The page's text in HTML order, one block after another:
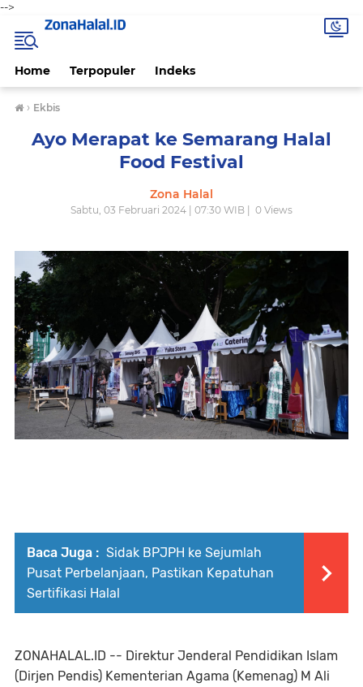
-->
Home Terpopuler Indeks
› Ekbis
Ayo Merapat ke Semarang Halal
Food Festival
Zona Halal
Sabtu, 03 Februari 2024 | 07:30 WIB | 0 Views
Baca Juga : Sidak BPJPH ke Sejumlah
Pusat Perbelanjaan, Pastikan Kepatuhan
Sertifikasi Halal
ZONAHALAL.ID -- Direktur Jenderal Pendidikan Islam
(Dirjen Pendis) Kementerian Agama (Kemenag) M Ali